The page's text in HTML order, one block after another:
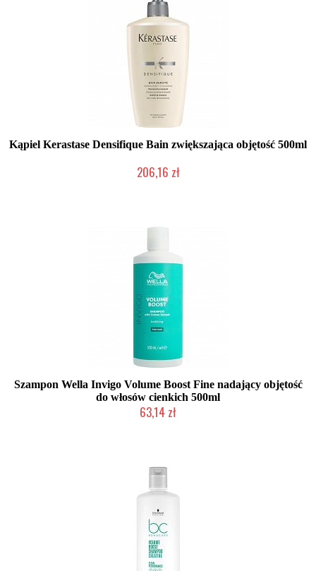
Kąpiel Kerastase Densifique Bain zwiększająca objętość 500ml
206,16 zł
Szampon Wella Invigo Volume Boost Fine nadający objętość
do włosów cienkich 500ml
63,14 zł